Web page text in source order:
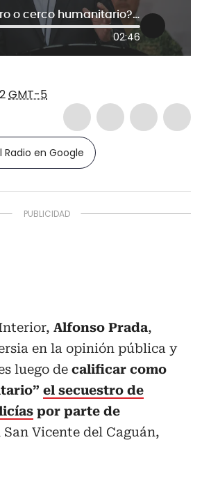
¿Secuestro o cerco humanitario? Debate de congresistas por palabras del MinInterior
02:46
GMT-5
en Google
Alfonso Prada,
en la opinión pública y
luego de calificar como
el secuestro de
por parte de
San Vicente del Caguán,